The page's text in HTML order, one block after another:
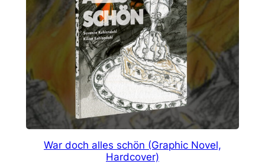
War doch alles schön (Graphic Novel,
Hardcover)